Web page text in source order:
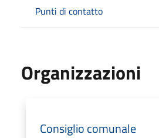
Punti di contatto
Organizzazioni
Consiglio comunale